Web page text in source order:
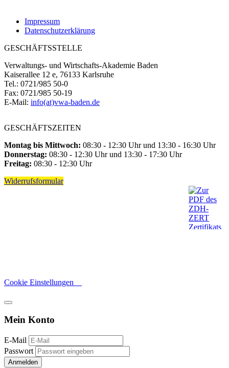
Impressum
Datenschutzerklärung
GESCHÄFTSSTELLE
Verwaltungs- und Wirtschafts-Akademie Baden
Kaiserallee 12 e, 76133 Karlsruhe
Tel.: 0721/985 50-0
Fax: 0721/985 50-19
E-Mail: info(at)vwa-baden.de
GESCHÄFTSZEITEN
Montag bis Mittwoch: 08:30 - 12:30 Uhr und 13:30 - 16:30 Uhr
Donnerstag: 08:30 - 12:30 Uhr und 13:30 - 17:30 Uhr
Freitag: 08:30 - 12:30 Uhr
Widerrufsformular
Cookie Einstellungen
Mein Konto
E-Mail
Passwort
Anmelden